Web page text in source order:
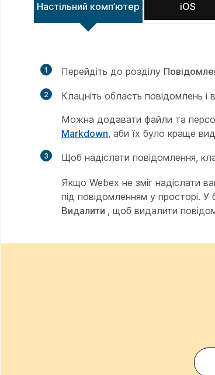
Настільний комп’ютер iOS
1 Перейдіть до розділу
2
Клацніть область повідомлень і
Можна додавати файли та
Markdown, аби їх було краще
3 Щоб надіслати повідомлення,
Якщо Webex не зміг надіслати
під повідомленням у просторі.
Видалити , щоб видалити